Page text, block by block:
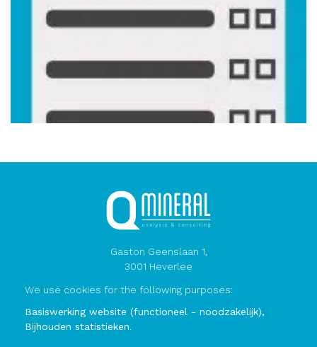
Gaston Geenslaan 1,
3001 Heverlee
BTW BE 0837.633.897
www.qmineral.com
We use cookies for the following purposes:
Basiswerking website (functioneel - noodzakelijk),
Bijhouden statistieken.